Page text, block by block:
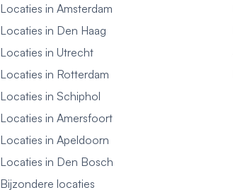
Locaties in Amsterdam
Locaties in Den Haag
Locaties in Utrecht
Locaties in Rotterdam
Locaties in Schiphol
Locaties in Amersfoort
Locaties in Apeldoorn
Locaties in Den Bosch
Bijzondere locaties